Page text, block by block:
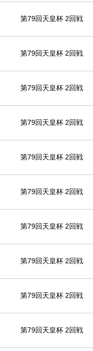
第79回天皇杯 2回戦
第79回天皇杯 2回戦
第79回天皇杯 2回戦
第79回天皇杯 2回戦
第79回天皇杯 2回戦
第79回天皇杯 2回戦
第79回天皇杯 2回戦
第79回天皇杯 2回戦
第79回天皇杯 2回戦
第79回天皇杯 2回戦